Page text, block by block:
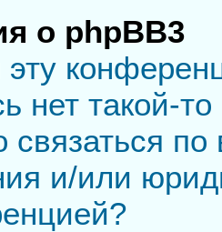
о phpBB3
эту
нет такой-
по
и/или